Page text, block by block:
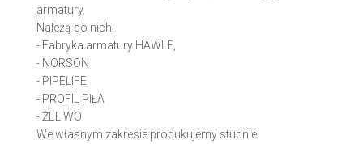
armatury.
Należą do nich:
- Fabryka armatury HAWLE,
- NORSON
- PIPELIFE
- PROFIL PIŁA
- ŻELIWO
We własnym zakresie produkujemy studnie